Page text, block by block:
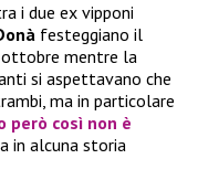
i due ex vipponi
festeggiano il
mentre la
si aspettavano che
ma in particolare
però così non è
in alcuna storia